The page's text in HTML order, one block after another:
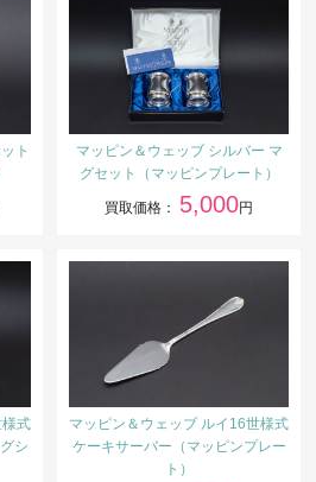
ト
マッピン＆ウェッブ シルバー マ
グセット（マッピンプレート）
買取価格： 5,000円
式
シ
マッピン＆ウェッブ ルイ16世様式
ケーキサーバー（マッピンプレー
ト）